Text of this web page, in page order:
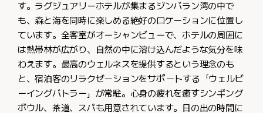
す。ラグジュアリーホテルが集まるジンバラン湾の中で
も、森と海を同時に楽しめる絶好のロケーションに位置し
ています。全客室がオーシャンビューで、ホテルの周囲に
は熱帯林が広がり、自然の中に溶け込んだような気分を味
わえます。最高のウェルネスを提供するという理念のも
と、宿泊客のリラクゼーションをサポートする「ウェルビ
ーイングバトラー」が常駐。心身の疲れを癒すシンギング
ボウル、茶道、スパも用意されています。日の出の時間に